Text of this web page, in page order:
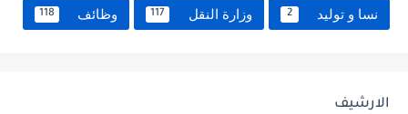
نسا و توليد 2 وزارة النقل 117 وظائف 118
الارشيف